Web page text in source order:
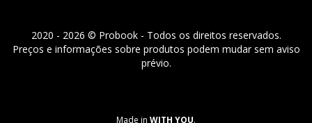
2020 - 2026 © Probook - Todos os direitos reservados.
Preços e informações sobre produtos podem mudar sem aviso
prévio.
Made in WITH YOU.